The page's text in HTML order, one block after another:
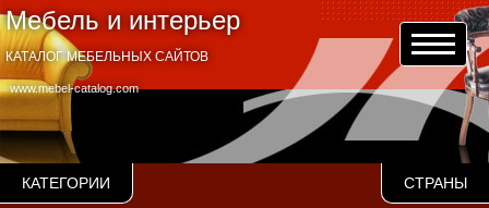
Мебель и интерьер
www.mebel-catalog.com
КАТАЛОГ МЕБЕЛЬНЫХ САЙТОВ
КАТЕГОРИИ СТРАНЫ